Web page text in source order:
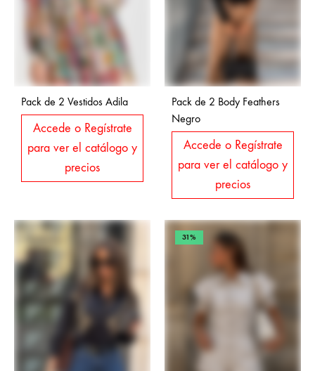
Pack de 2 Vestidos Adila
Accede o Regístrate
para ver el catálogo y
precios
Pack de 2 Body Feathers
Negro
Accede o Regístrate
para ver el catálogo y
precios
31%